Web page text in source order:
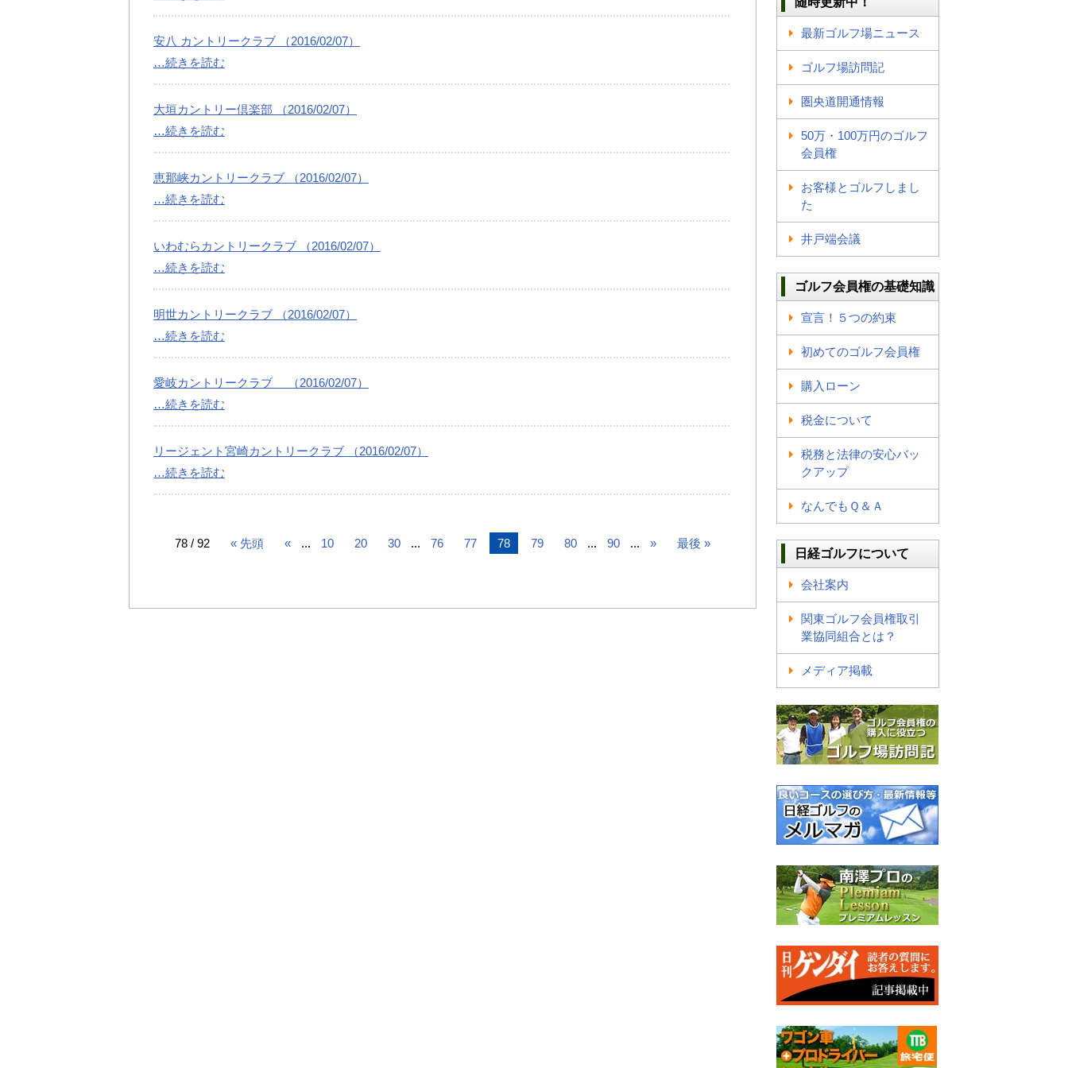
安八 カントリークラブ （2016/02/07）
…続きを読む
大垣カントリー倶楽部 （2016/02/07）
…続きを読む
恵那峡カントリークラブ （2016/02/07）
…続きを読む
いわむらカントリークラブ （2016/02/07）
…続きを読む
明世カントリークラブ （2016/02/07）
…続きを読む
愛岐カントリークラブ （2016/02/07）
…続きを読む
リージェント宮崎カントリークラブ （2016/02/07）
…続きを読む
78 / 92 « 先頭 « ... 10 20 30 ... 76 77 78 79 80 ... 90 ... » 最後 »
最新ゴルフ場ニュース
ゴルフ場訪問記
圏央道開通情報
50万・100万円のゴルフ
会員権
お客様とゴルフしまし
た
井戸端会議
ゴルフ会員権の基礎知識
宣言！５つの約束
初めてのゴルフ会員権
購入ローン
税金について
税務と法律の安心バッ
クアップ
なんでもＱ＆Ａ
日経ゴルフについて
会社案内
関東ゴルフ会員権取引
業協同組合とは？
メディア掲載